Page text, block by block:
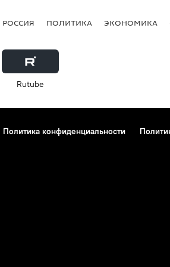
РОССИЯ ПОЛИТИКА ЭКОНОМИКА
Rutube
Политика конфиденциальности